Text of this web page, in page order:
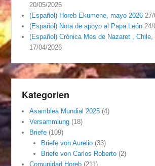
20/05/2026
(Español) Horeb Ekumene, mayo 2026
(Español) Nota de apoyo al Papa León 24/
(Español) Crónica Mes de Nazaret , Chile,
17/04/2026
Kategorien
Asamblea Mundial 2025 (4)
Versammlung (18)
Briefe (109)
Briefe von Aurelio(33)
Briefe von Carlos Roberto(2)
Comunidad Horeb (211)